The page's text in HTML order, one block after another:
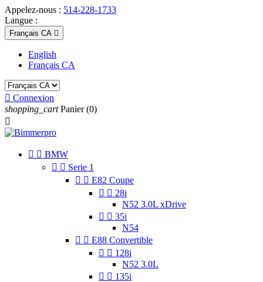
Appelez-nous : 514-228-1733
Langue :
Français CA 
English
Français CA
 Connexion
shopping_cart Panier (0)

  BMW
  Serie 1
  E82 Coupe
  28i
N52 3.0L xDrive
  35i
N54
  E88 Convertible
  128i
N52 3.0L
  135i